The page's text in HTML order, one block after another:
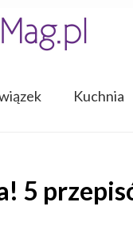
Kuchnia
5